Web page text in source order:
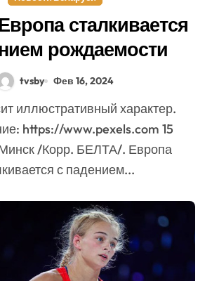
сталкивается
рождаемости
tvsby Фев 16, 2024
https://www.pexels.com 15
/Корр. БЕЛТА/. Европа
с падением...